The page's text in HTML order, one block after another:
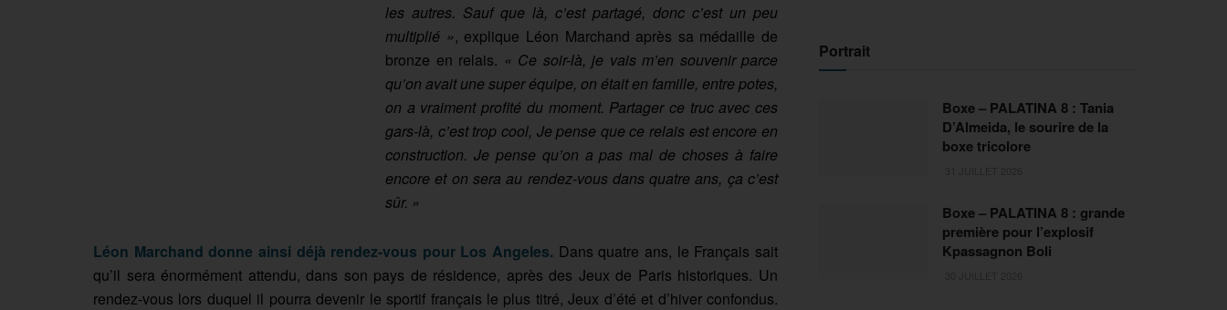
les autres. Sauf que là, c’est partagé, donc c’est un peu
multiplié », explique Léon Marchand après sa médaille de
bronze en relais. « Ce soir-là, je vais m’en souvenir parce
qu’on avait une super équipe, on était en famille, entre potes,
on a vraiment profité du moment. Partager ce truc avec ces
gars-là, c’est trop cool, Je pense que ce relais est encore en
construction. Je pense qu’on a pas mal de choses à faire
encore et on sera au rendez-vous dans quatre ans, ça c’est
sûr. »
Léon Marchand donne ainsi déjà rendez-vous pour Los Angeles. Dans quatre ans, le Français sait
qu’il sera énormément attendu, dans son pays de résidence, après des Jeux de Paris historiques. Un
rendez-vous lors duquel il pourra devenir le sportif français le plus titré, Jeux d’été et d’hiver confondus.
Portrait
Boxe – PALATINA 8 : Tania
D’Almeida, le sourire de la
boxe tricolore
Boxe – PALATINA 8 : grande
première pour l’explosif
Kpassagnon Boli